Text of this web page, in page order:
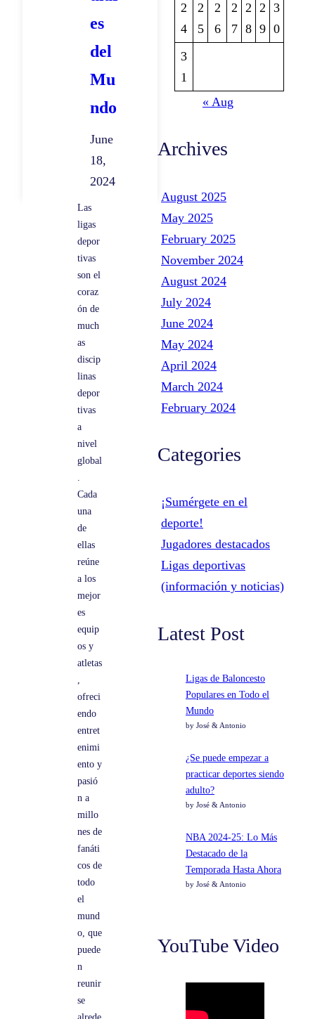
es
del
Mu
ndo
June
18,
2024
Las
ligas
depor
tivas
son el
coraz
ón de
much
as
discip
linas
depor
tivas
a
nivel
global
Cada
una
de
ellas
reúne
a los
mejor
es
equip
os y
atletas
ofreci
endo
entret
enimi
ento y
pasió
n a
millo
nes de
fanáti
cos de
todo
el
mund
o, que
puede
n
reunir
se
2
4
2
5
2
6
2
7
2
8
2
9
3
0
3
1
« Aug
Archives
August 2025
May 2025
February 2025
November 2024
August 2024
July 2024
June 2024
May 2024
April 2024
March 2024
February 2024
Categories
¡Sumérgete en el
deporte!
Jugadores destacados
Ligas deportivas
(información y noticias)
Latest Post
Ligas de Baloncesto
Populares en Todo el
Mundo
by José & Antonio
¿Se puede empezar a
practicar deportes siendo
adulto?
by José & Antonio
NBA 2024-25: Lo Más
Destacado de la
Temporada Hasta Ahora
by José & Antonio
YouTube Video